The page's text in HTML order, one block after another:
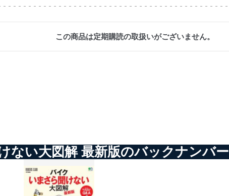
この商品は定期購読の取扱いがございません。
ない大図解 最新版のバックナンバー